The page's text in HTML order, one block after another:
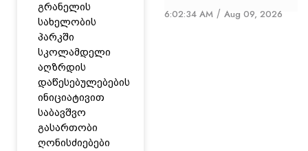
6:02:34 AM / Aug 09, 2026
გრანელის
სახელობის
პარკში
სკოლამდელი
აღზრდის
დაწესებულებების
ინიციატივით
საბავშვო
გასართობი
ღონისძიებები